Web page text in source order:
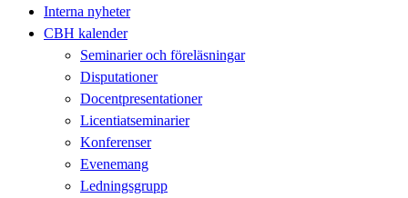
Interna nyheter
CBH kalender
Seminarier och föreläsningar
Disputationer
Docentpresentationer
Licentiatseminarier
Konferenser
Evenemang
Ledningsgrupp